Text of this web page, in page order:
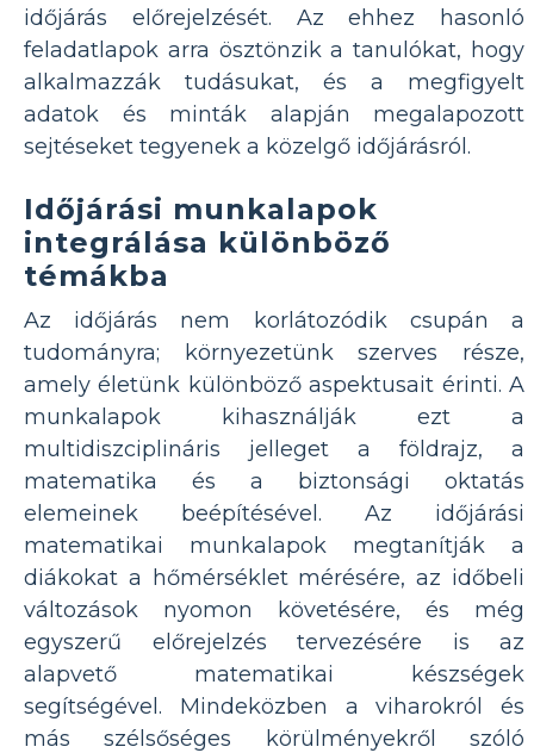
időjárás előrejelzését. Az ehhez hasonló
feladatlapok arra ösztönzik a tanulókat, hogy
alkalmazzák tudásukat, és a megfigyelt
adatok és minták alapján megalapozott
sejtéseket tegyenek a közelgő időjárásról.
Időjárási munkalapok
integrálása különböző
témákba
Az időjárás nem korlátozódik csupán a
tudományra; környezetünk szerves része,
amely életünk különböző aspektusait érinti. A
munkalapok kihasználják ezt a
multidiszciplináris jelleget a földrajz, a
matematika és a biztonsági oktatás
elemeinek beépítésével. Az időjárási
matematikai munkalapok megtanítják a
diákokat a hőmérséklet mérésére, az időbeli
változások nyomon követésére, és még
egyszerű előrejelzés tervezésére is az
alapvető matematikai készségek
segítségével. Mindeközben a viharokról és
más szélsőséges körülményekről szóló